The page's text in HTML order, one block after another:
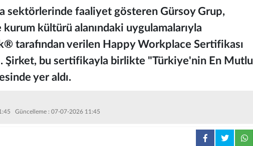
sektörlerinde faaliyet gösteren Gürsoy Grup,
kurum kültürü alanındaki uygulamalarıyla
tarafından verilen Happy Workplace Sertifikası
Şirket, bu sertifikayla birlikte "Türkiye'nin En Mutlu
yer aldı.
Güncelleme : 07-07-2026 11:45